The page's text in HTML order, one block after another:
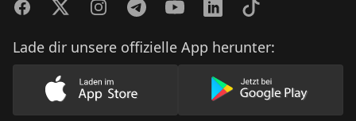
FacebookTwitterInstagramTelegramYouTubeLinkedInTikTok
Lade dir unsere offizielle App herunter:
Lade unsere App im AppStore herunter
Lade unsere